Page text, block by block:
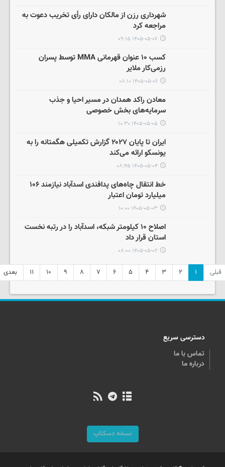
شهرداری رزن از مالکان دارای رأی تخریب دعوت به
مراجعه کرد
۱۴۰۵-۰۵-۰۷ ۰۹:۱۵
کسب ۱۰ عنوان قهرمانی MMA توسط پسران
رزمی‌کار ملایر
۱۴۰۵-۰۵-۰۶ ۰۸:۱۰
معادن راکد همدان در مسیر احیا و جذب
سرمایه‌های بخش خصوصی
۱۴۰۵-۰۵-۰۵ ۱۰:۳۰
ایران تا پایان ۲۰۲۷ گزارش تکمیلی هگمتانه را به
یونسکو ارائه می‌کند
۱۴۰۵-۰۵-۰۴ ۰۸:۴۵
خط انتقال چاه‌های پدافندی اسدآباد نیازمند ۱۰۶
میلیارد تومان اعتبار
۱۴۰۵-۰۵-۰۳ ۱۰:۰۰
اصلاح ۱۰ کیلومتر شبکه، اسدآباد را در رتبه نخست
استان قرار داد
۱۴۰۵-۰۵-۰۲ ۰۸:۰۰
قبلی ۱ ۲ ۳ ۴ ۵ ۶ ۷ ۸ ۹ ۱۰ ۱۱ بعدی
دسترسی سریع
تماس با ما
درباره ما
نسخه دسکتاپ